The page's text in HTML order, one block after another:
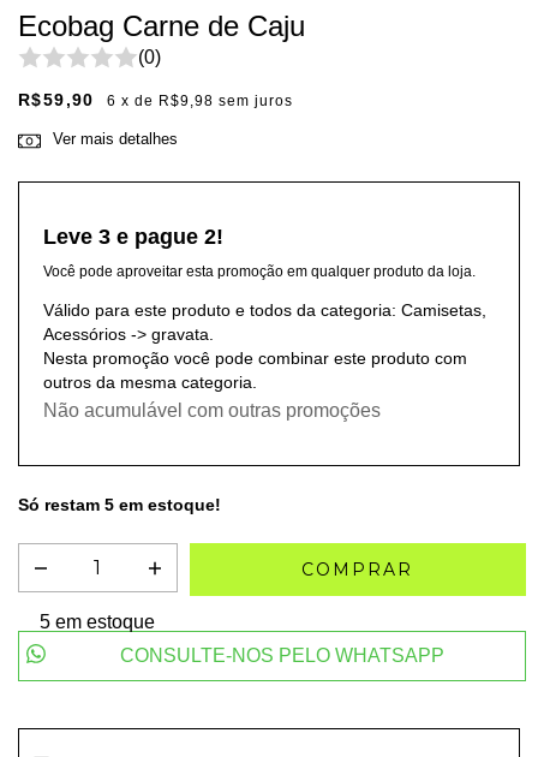
Ecobag Carne de Caju
(0)
R$59,90 6 x de R$9,98 sem juros
Ver mais detalhes
Leve 3 e pague 2!
Você pode aproveitar esta promoção em qualquer produto da loja.
Válido para este produto e todos da categoria: Camisetas,
Acessórios -> gravata.
Nesta promoção você pode combinar este produto com
outros da mesma categoria.
Não acumulável com outras promoções
Só restam 5 em estoque!
5 em estoque
CONSULTE-NOS PELO WHATSAPP
Entregas para o CEP: ALTERAR CEP